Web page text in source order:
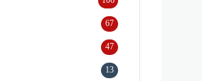
67
47
13